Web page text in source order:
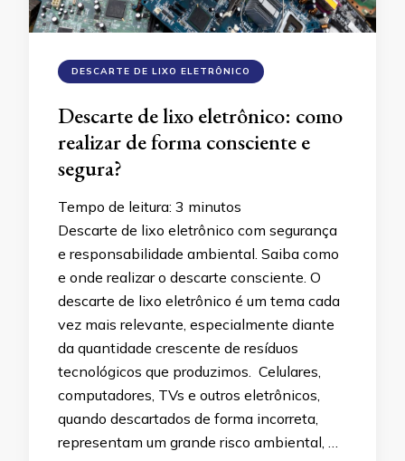
DESCARTE DE LIXO ELETRÔNICO
Descarte de lixo eletrônico: como
realizar de forma consciente e
segura?
Tempo de leitura: 3 minutos
Descarte de lixo eletrônico com segurança
e responsabilidade ambiental. Saiba como
e onde realizar o descarte consciente. O
descarte de lixo eletrônico é um tema cada
vez mais relevante, especialmente diante
da quantidade crescente de resíduos
tecnológicos que produzimos. Celulares,
computadores, TVs e outros eletrônicos,
quando descartados de forma incorreta,
representam um grande risco ambiental, …